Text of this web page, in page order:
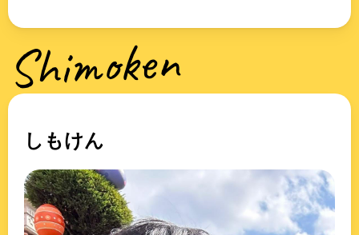
Shimoken
しもけん